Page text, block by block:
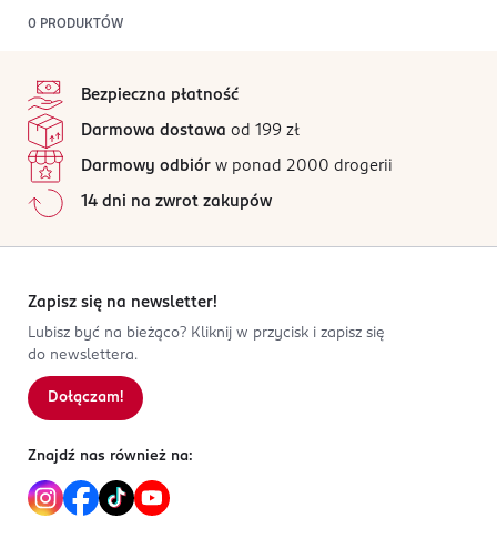
0 PRODUKTÓW
Bezpieczna płatność
Darmowa dostawa od 199 zł
Darmowy odbiór w ponad 2000 drogerii
14 dni na zwrot zakupów
Zapisz się na newsletter!
Lubisz być na bieżąco? Kliknij w przycisk i zapisz się
do newslettera.
Dołączam!
Znajdź nas również na: